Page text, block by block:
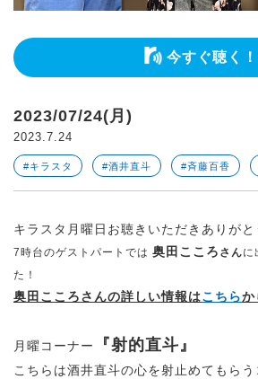
今すぐ聴く！
2023/07/24(月)
2023.7.24
#キラスタ #酒井直斗 #斉藤百香
キラスタ月曜日お聴きいただきありがと
7時台のゲストパートでは 奥田こころ さんに
た！
奥田こころさんの詳しい情報はこちらか
月曜コーナー 『射的直斗』
こちらは酒井直斗の心を射止めてもらう